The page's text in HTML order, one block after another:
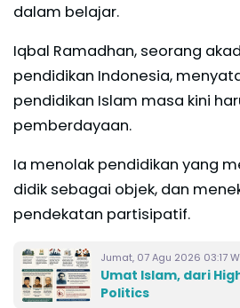
dalam belajar.
Iqbal Ramadhan, seorang
pendidikan Indonesia,
pendidikan Islam masa kini
pemberdayaan.
Ia menolak pendidikan yang
didik sebagai objek, dan
pendekatan partisipatif.
Jumat, 07 Agu 2026 03:17
Umat Islam, dari
Politics